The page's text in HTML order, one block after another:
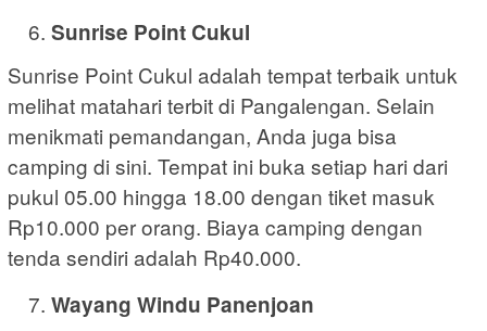
Sunrise Point Cukul
Sunrise Point Cukul adalah tempat terbaik untuk
melihat matahari terbit di Pangalengan. Selain
menikmati pemandangan, Anda juga bisa
camping di sini. Tempat ini buka setiap hari dari
pukul 05.00 hingga 18.00 dengan tiket masuk
Rp10.000 per orang. Biaya camping dengan
tenda sendiri adalah Rp40.000.
Wayang Windu Panenjoan